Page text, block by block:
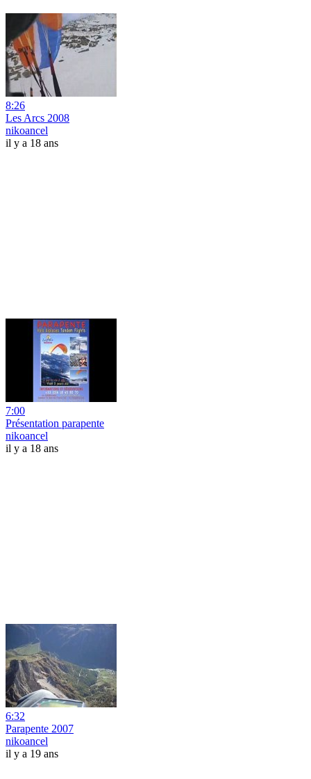
8:26
Les Arcs 2008
nikoancel
il y a 18 ans
7:00
Présentation parapente
nikoancel
il y a 18 ans
6:32
Parapente 2007
nikoancel
il y a 19 ans